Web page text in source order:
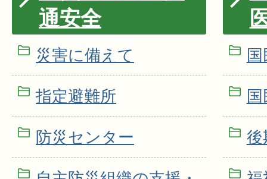
通安全
災害に備えて
指定避難所
防災センター 後